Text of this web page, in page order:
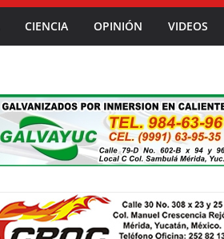
CIENCIA OPINIÓN VIDEOS